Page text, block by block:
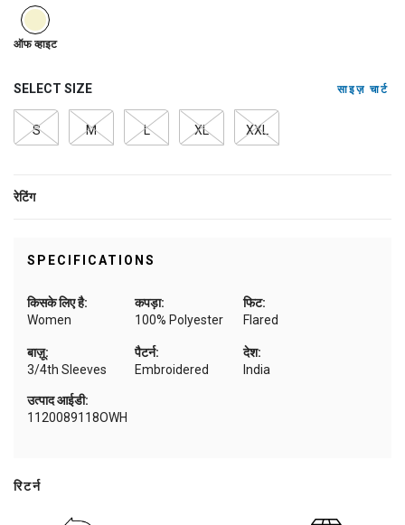
selected
ऑफ व्हाइट
SELECT SIZE साइज़ चार्ट
S M L XL XXL
रेटिंग
SPECIFICATIONS
किसके लिए है:
Women
कपड़ा:
100% Polyester
फिट:
Flared
बाज़ू:
3/4th Sleeves
पैटर्न:
Embroidered
देश:
India
उत्पाद आईडी:
1120089118OWH
रिटर्न